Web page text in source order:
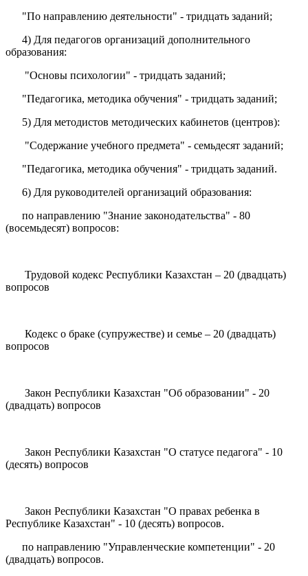
"По направлению деятельности" - тридцать заданий;
4) Для педагогов организаций дополнительного
образования:
"Основы психологии" - тридцать заданий;
"Педагогика, методика обучения" - тридцать заданий;
5) Для методистов методических кабинетов (центров):
"Содержание учебного предмета" - семьдесят заданий;
"Педагогика, методика обучения" - тридцать заданий.
6) Для руководителей организаций образования:
по направлению "Знание законодательства" - 80
(восемьдесят) вопросов:
Трудовой кодекс Республики Казахстан – 20 (двадцать)
вопросов
Кодекс о браке (супружестве) и семье – 20 (двадцать)
вопросов
Закон Республики Казахстан "Об образовании" - 20
(двадцать) вопросов
Закон Республики Казахстан "О статусе педагога" - 10
(десять) вопросов
Закон Республики Казахстан "О правах ребенка в
Республике Казахстан" - 10 (десять) вопросов.
по направлению "Управленческие компетенции" - 20
(двадцать) вопросов.